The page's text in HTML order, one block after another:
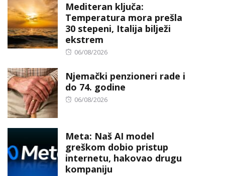
Mediteran ključa:
Temperatura mora prešla
30 stepeni, Italija bilježi
ekstrem
Posted
06/08/2026
Njemački penzioneri rade i
do 74. godine
Posted
06/08/2026
Meta: Naš AI model
greškom dobio pristup
internetu, hakovao drugu
kompaniju